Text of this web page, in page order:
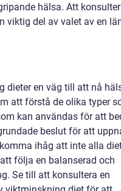
hälsa. Att
viktig del av valet av en
dieter en väg till att nå
att förstå de olika typer
kan användas för att
beslut för att
ihåg att inte alla
följa en balanserad och
Se till att konsultera en